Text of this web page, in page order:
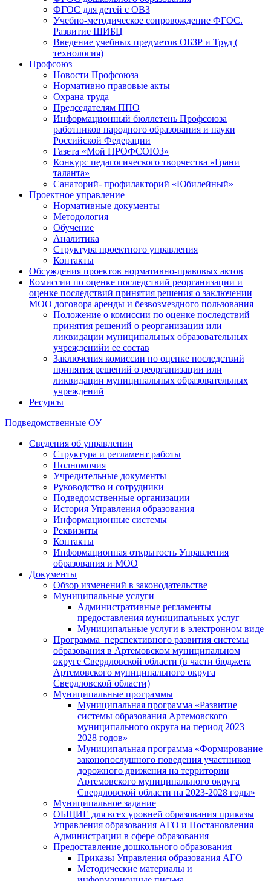
ФГОС для детей с ОВЗ
Учебно-методическое сопровождение ФГОС.
Развитие ШИБЦ
Введение учебных предметов ОБЗР и Труд (
технология)
Профсоюз
Новости Профсоюза
Нормативно правовые акты
Охрана труда
Председателям ППО
Информационный бюллетень Профсоюза
работников народного образования и науки
Российской Федерации
Газета «Мой ПРОФСОЮЗ»
Конкурс педагогического творчества «Грани
таланта»
Санаторий- профилакторий «Юбилейный»
Проектное управление
Нормативные документы
Методология
Обучение
Аналитика
Структура проектного управления
Контакты
Обсуждения проектов нормативно-правовых актов
Комиссии по оценке последствий реорганизации и
оценке последствий принятия решения о заключении
МОО договора аренды и безвозмездного пользования
Положение о комиссии по оценке последствий
принятия решений о реорганизации или
ликвидации муниципальных образовательных
учрежденийи ее состав
Заключения комиссии по оценке последствий
принятия решений о реорганизации или
ликвидации муниципальных образовательных
учреждений
Ресурсы
Подведомственные ОУ
Сведения об управлении
Структура и регламент работы
Полномочия
Учредительные документы
Руководство и сотрудники
Подведомственные организации
История Управления образования
Информационные системы
Реквизиты
Контакты
Информационная открытость Управления
образования и МОО
Документы
Обзор изменений в законодательстве
Муниципальные услуги
Административные регламенты
предоставления муниципальных услуг
Муниципальные услуги в электронном виде
Программа перспективного развития системы
образования в Артемовском муниципальном
округе Свердловской области (в части бюджета
Артемовского муниципального округа
Свердловской области)
Муниципальные программы
Муниципальная программа «Развитие
системы образования Артемовского
муниципального округа на период 2023 –
2028 годов»
Муниципальная программа «Формирование
законопослушного поведения участников
дорожного движения на территории
Артемовского муниципального округа
Свердловской области на 2023-2028 годы»
Муниципальное задание
ОБЩИЕ для всех уровней образования приказы
Управления образования АГО и Постановления
Администрации в сфере образования
Предоставление дошкольного образования
Приказы Управления образования АГО
Методические материалы и